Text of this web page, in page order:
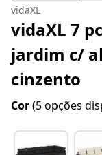
vidaXL
vidaXL 7
jardim c/
cinzento
Cor(5 opções